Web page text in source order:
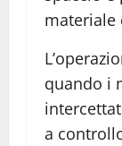
materiale
quando i
a